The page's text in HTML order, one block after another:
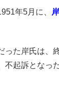
年5月に、
った岸氏は、
不起訴となっ